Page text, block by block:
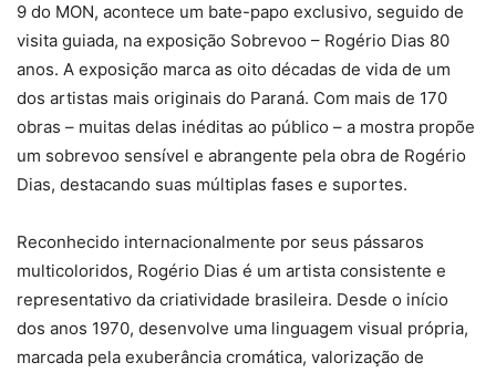
9 do MON, acontece um bate-papo exclusivo, seguido de
visita guiada, na exposição Sobrevoo – Rogério Dias 80
anos. A exposição marca as oito décadas de vida de um
dos artistas mais originais do Paraná. Com mais de 170
obras – muitas delas inéditas ao público – a mostra propõe
um sobrevoo sensível e abrangente pela obra de Rogério
Dias, destacando suas múltiplas fases e suportes.
Reconhecido internacionalmente por seus pássaros
multicoloridos, Rogério Dias é um artista consistente e
representativo da criatividade brasileira. Desde o início
dos anos 1970, desenvolve uma linguagem visual própria,
marcada pela exuberância cromática, valorização de